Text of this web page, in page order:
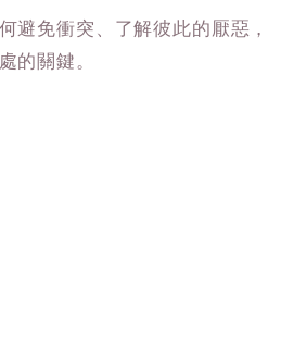
避免衝突、了解彼此的厭惡，
的關鍵。